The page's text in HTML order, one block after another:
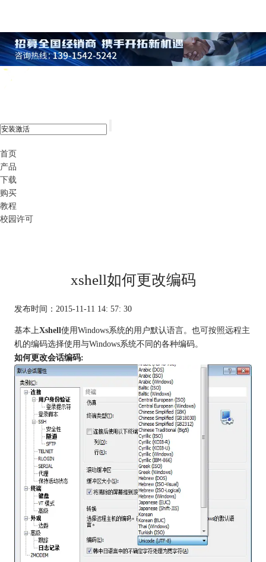
首页
产品
下载
购买
教程
校园许可
xshell如何更改编码
发布时间：2015-11-11 14: 57: 30
基本上Xshell使用Windows系统的用户默认语言。也可按照远程主
机的编码选择使用与Windows系统不同的各种编码。
如何更改会话编码: